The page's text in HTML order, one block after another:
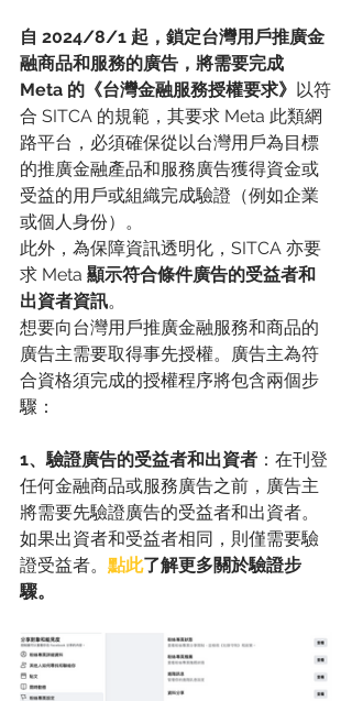
自 2024/8/1 起，鎖定台灣用戶推廣金
融商品和服務的廣告，將需要完成
Meta 的《台灣金融服務授權要求》 以符
合 SITCA 的規範，其要求 Meta 此類網
路平台，必須確保從以台灣用戶為目標
的推廣金融產品和服務廣告獲得資金或
受益的用戶或組織完成驗證（例如企業
或個人身份）。
此外，為保障資訊透明化，SITCA 亦要
求 Meta 顯示符合條件廣告的受益者和
出資者資訊。
想要向台灣用戶推廣金融服務和商品的
廣告主需要取得事先授權。廣告主為符
合資格須完成的授權程序將包含兩個步
驟：
1、驗證廣告的受益者和出資者 ：在刊登
任何金融商品或服務廣告之前，廣告主
將需要先驗證廣告的受益者和出資者。
如果出資者和受益者相同，則僅需要驗
證受益者。 點此了解更多關於驗證步
驟。